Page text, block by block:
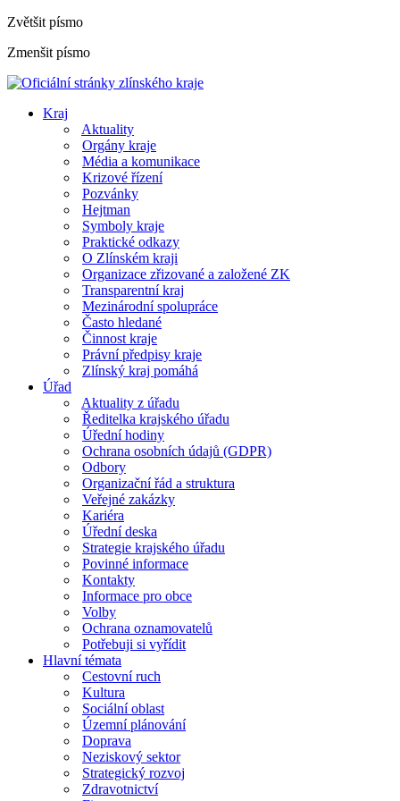
Zvětšit písmo
Zmenšit písmo
Kraj
Aktuality
Orgány kraje
Média a komunikace
Krizové řízení
Pozvánky
Hejtman
Symboly kraje
Praktické odkazy
O Zlínském kraji
Organizace zřizované a založené ZK
Transparentní kraj
Mezinárodní spolupráce
Často hledané
Činnost kraje
Právní předpisy kraje
Zlínský kraj pomáhá
Úřad
Aktuality z úřadu
Ředitelka krajského úřadu
Úřední hodiny
Ochrana osobních údajů (GDPR)
Odbory
Organizační řád a struktura
Veřejné zakázky
Kariéra
Úřední deska
Strategie krajského úřadu
Povinné informace
Kontakty
Informace pro obce
Volby
Ochrana oznamovatelů
Potřebuji si vyřídit
Hlavní témata
Cestovní ruch
Kultura
Sociální oblast
Územní plánování
Doprava
Neziskový sektor
Strategický rozvoj
Zdravotnictví